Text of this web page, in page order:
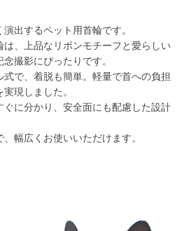
出するペット用首輪です。
、上品なリボンモチーフと愛らしい
撮影にぴったりです。
で、着脱も簡単。軽量で首への負担
現しました。
に分かり、安全面にも配慮した設計
幅広くお使いいただけます。